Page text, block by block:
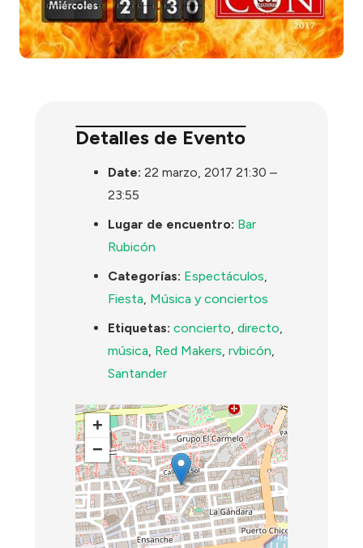
Detalles de Evento
Date: 22 marzo, 2017 21:30 –
23:55
Lugar de encuentro: Bar
Rubicón
Categorías: Espectáculos
Fiesta Música y conciertos
Etiquetas: concierto ,directo
música Red Makers ,rvbicón
Santander
+
−